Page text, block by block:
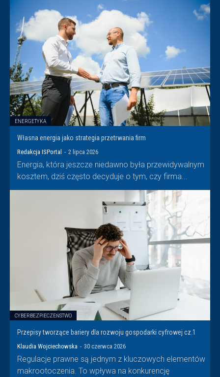
ENERGETYKA
Własna energia jako strategia przetrwania firm
Redakcja ISPortal - 2 lipca 2026
Energia, która jeszcze niedawno była przewidywalnym
kosztem, dziś często decyduje o tym, czy firma...
CYBERBEZPIECZEŃSTWO
Przepisy tworzące bariery dla rozwoju gospodarki cyfrowej cz.1
Klaudia Wojciechowska - 30 czerwca 2026
Regulacje prawne są jednym z kluczowych elementów
makrootoczenia. To wpływa na konkurencję